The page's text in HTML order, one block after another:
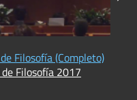
Filosofía (Completo)
Filosofía 2017